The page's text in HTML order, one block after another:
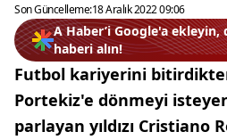
Son Güncelleme:18 Aralık 2022 09:06
A Haber’i Google'a
haberi alın!
Futbol kariyerini
Portekiz'e dönmeyi
parlayan yıldızı Cristiano